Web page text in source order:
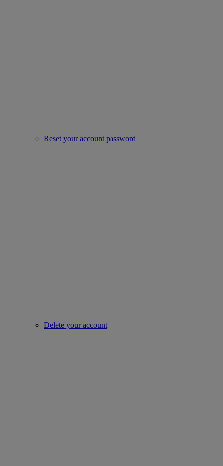
Reset your account password
Delete your account